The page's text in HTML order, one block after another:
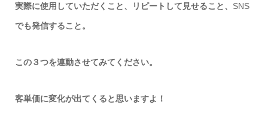
実際に使用していただくこと、リピートして見せること、 SNS
でも発信すること。
この３つを連動させてみてください。
客単価に変化が出てくると思いますよ！